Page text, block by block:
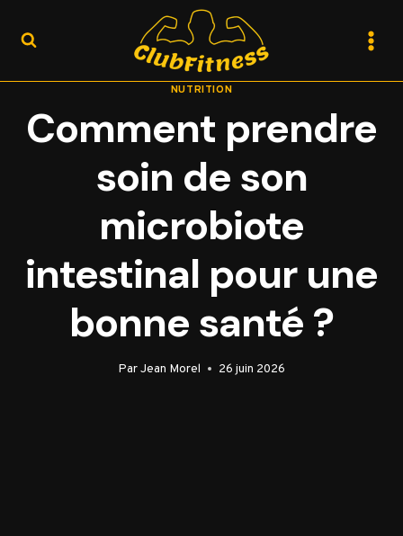
NUTRITION
Comment prendre
soin de son
microbiote
intestinal pour une
bonne santé ?
ParJean Morel 26 juin 2026